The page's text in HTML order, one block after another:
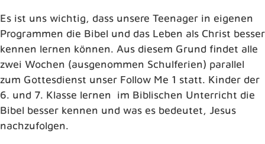
Es ist uns wichtig, dass unsere Teenager in eigenen
Programmen die Bibel und das Leben als Christ besser
kennen lernen können. Aus diesem Grund findet alle
zwei Wochen (ausgenommen Schulferien) parallel
zum Gottesdienst unser Follow Me 1 statt. Kinder der
6. und 7. Klasse lernen im Biblischen Unterricht die
Bibel besser kennen und was es bedeutet, Jesus
nachzufolgen.